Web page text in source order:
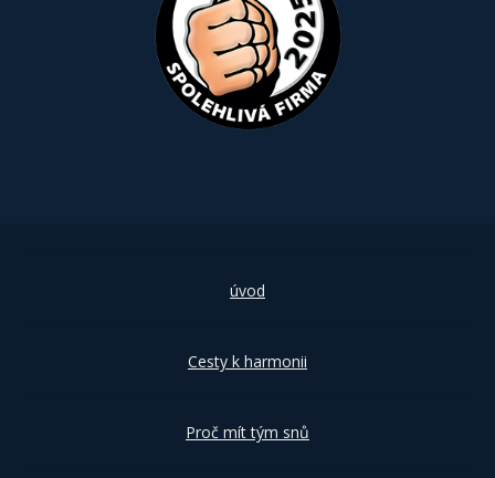
úvod
Cesty k harmonii
Proč mít tým snů